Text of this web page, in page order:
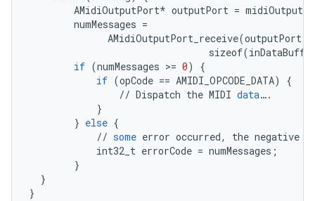
AMidiOutputPort* outputPort =
numMessages =
AMidiOutputPort_receive(outputPort
sizeof(
if (numMessages >= 0)
{
if (opCode == AMIDI_OPCODE_DATA)
{
// Dispatch the MIDI data….
}
} else {
// some error occurred, the negative
int32_t errorCode = numMessages ;
}
}
}